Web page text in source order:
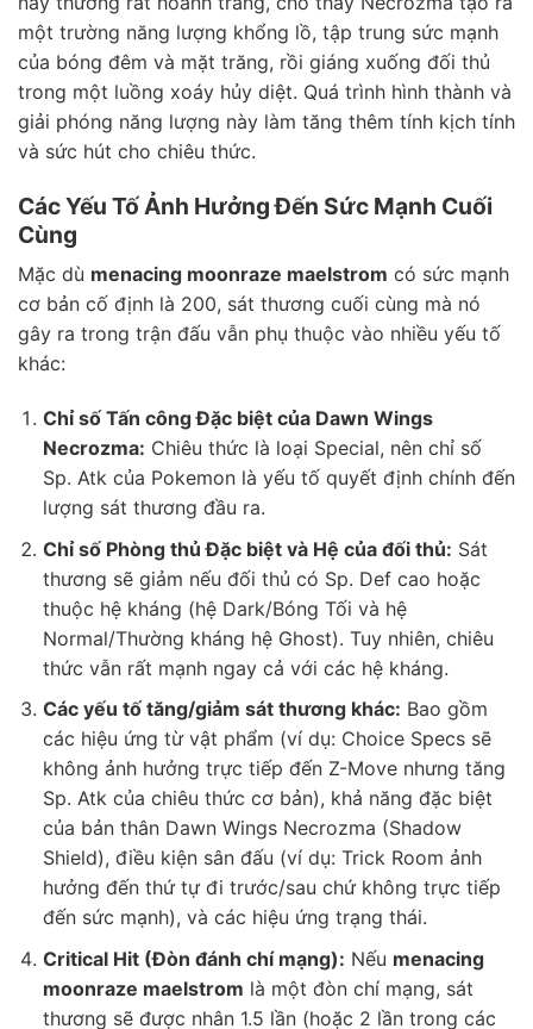
một trường năng lượng khổng lồ, tập trung sức mạnh
của bóng đêm và mặt trăng, rồi giáng xuống đối thủ
trong một luồng xoáy hủy diệt. Quá trình hình thành và
giải phóng năng lượng này làm tăng thêm tính kịch tính
và sức hút cho chiêu thức.
Các Yếu Tố Ảnh Hưởng Đến Sức Mạnh Cuối
Cùng
Mặc dù menacing moonraze maelstrom có sức mạnh
cơ bản cố định là 200, sát thương cuối cùng mà nó
gây ra trong trận đấu vẫn phụ thuộc vào nhiều yếu tố
khác:
Chỉ số Tấn công Đặc biệt của Dawn Wings
Necrozma: Chiêu thức là loại Special, nên chỉ số
Sp. Atk của Pokemon là yếu tố quyết định chính đến
lượng sát thương đầu ra.
Chỉ số Phòng thủ Đặc biệt và Hệ của đối thủ: Sát
thương sẽ giảm nếu đối thủ có Sp. Def cao hoặc
thuộc hệ kháng (hệ Dark/Bóng Tối và hệ
Normal/Thường kháng hệ Ghost). Tuy nhiên, chiêu
thức vẫn rất mạnh ngay cả với các hệ kháng.
Các yếu tố tăng/giảm sát thương khác: Bao gồm
các hiệu ứng từ vật phẩm (ví dụ: Choice Specs sẽ
không ảnh hưởng trực tiếp đến Z-Move nhưng tăng
Sp. Atk của chiêu thức cơ bản), khả năng đặc biệt
của bản thân Dawn Wings Necrozma (Shadow
Shield), điều kiện sân đấu (ví dụ: Trick Room ảnh
hưởng đến thứ tự đi trước/sau chứ không trực tiếp
đến sức mạnh), và các hiệu ứng trạng thái.
Critical Hit (Đòn đánh chí mạng): Nếu menacing
moonraze maelstrom là một đòn chí mạng, sát
thương sẽ được nhân 1.5 lần (hoặc 2 lần trong các